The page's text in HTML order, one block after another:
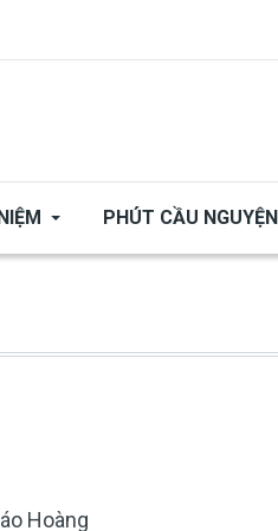
PHÚT CẦU NGUYỆN
Hoàng